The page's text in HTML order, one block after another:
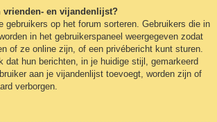
vrienden- en vijandenlijst?
gebruikers op het forum sorteren. Gebruikers die in
in het gebruikerspaneel weergegeven zodat
of ze online zijn, of een privébericht kunt sturen.
dat hun berichten, in je huidige stijl, gemarkeerd
aan je vijandenlijst toevoegt, worden zijn of
verborgen.